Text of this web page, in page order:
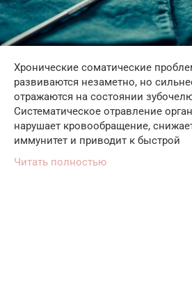
Хронические соматические
развиваются незаметно, но
отражаются на состоянии
Систематическое отравление
нарушает кровообращение,
иммунитет и приводит к быстрой
Читать полностью